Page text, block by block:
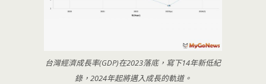
台灣經濟成長率(GDP)在2023落底，寫下14年新低紀
錄，2024年起將邁入成長的軌道。